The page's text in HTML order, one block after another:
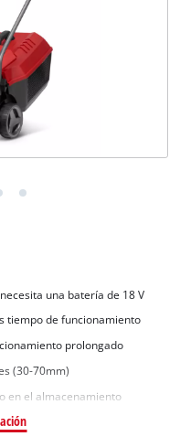
una batería de 18 V
tiempo de funcionamiento
prolongado
(30-70mm)
en el almacenamiento